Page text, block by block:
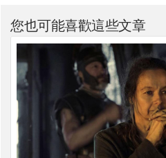
您也可能喜歡這些文章